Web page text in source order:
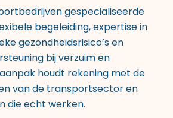
gespecialiseerde
begeleiding, expertise in
gezondheidsrisico’s en
bij verzuim en
houdt rekening met de
van de transportsector en
die echt werken.